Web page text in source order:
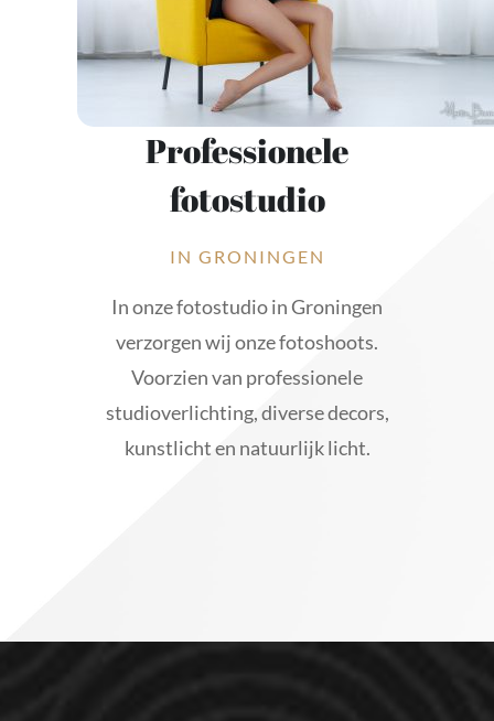
Professionele
fotostudio
IN GRONINGEN
In onze fotostudio in Groningen
verzorgen wij onze fotoshoots.
Voorzien van professionele
studioverlichting, diverse decors,
kunstlicht en natuurlijk licht.